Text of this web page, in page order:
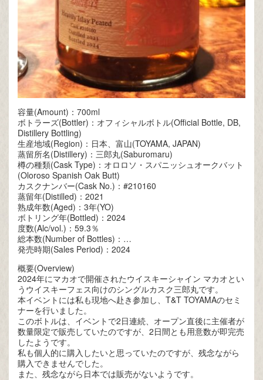
容量(Amount)：700ml
ボトラーズ(Bottler)：オフィシャルボトル(Official Bottle, DB,
Distillery Bottling)
生産地域(Region)：日本、富山(TOYAMA, JAPAN)
蒸留所名(Distillery)：三郎丸(Saburomaru)
樽の種類(Cask Type)：オロロソ・スパニッシュオークバット
(Oloroso Spanish Oak Butt)
カスクナンバー(Cask No.)：#210160
蒸留年(Distilled)：2021
熟成年数(Aged)：3年(YO)
ボトリング年(Bottled)：2024
度数(Alc/vol.)：59.3％
総本数(Number of Bottles)：…
発売時期(Sales Period)：2024
概要(Overview)
2024年にマカオで開催されたウイスキーシャイン マカオとい
うウイスキーフェス向けのシングルカスク三郎丸です。
本イベントには私も現地へ赴き参加し、T&T TOYAMAのセミ
ナーを行いました。
このボトルは、イベントで2日連続、オープン直後に主催者が
数量限定で販売していたのですが、2日間とも用意数が即完売
したようです。
私も個人的に購入したいと思っていたのですが、残念ながら
購入できませんでした。
また、残念ながら日本では販売がないようです。